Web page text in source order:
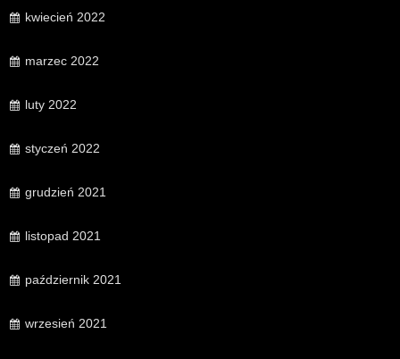
kwiecień 2022
marzec 2022
luty 2022
styczeń 2022
grudzień 2021
listopad 2021
październik 2021
wrzesień 2021